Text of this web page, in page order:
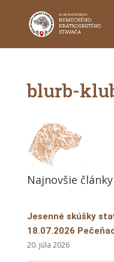
blurb-
Najnovšie články
Jesenné skúšky
18.07.2026
20. júla 2026